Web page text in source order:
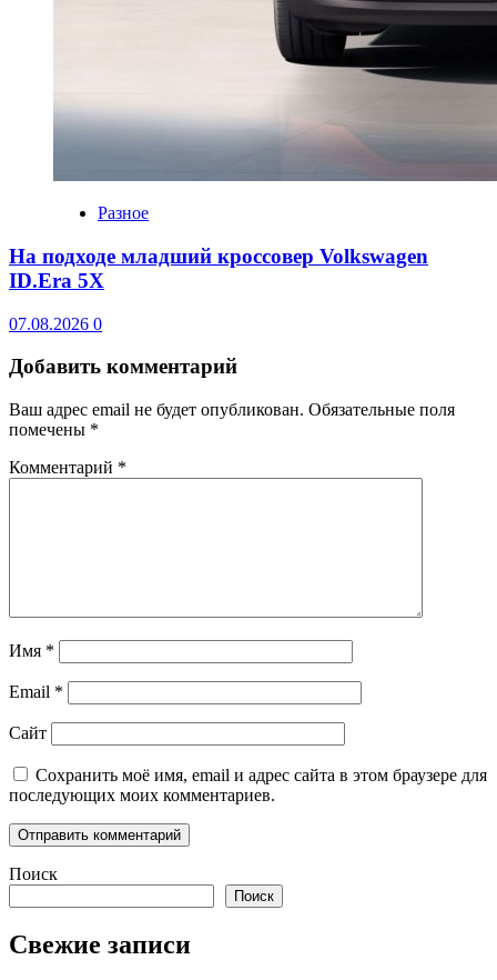
Разное
На подходе младший кроссовер Volkswagen
ID.Era 5X
07.08.2026 0
Добавить комментарий
Ваш адрес email не будет опубликован. Обязательные поля
помечены *
Комментарий *
Имя *
Email *
Сайт
Сохранить моё имя, email и адрес сайта в этом браузере для
последующих моих комментариев.
Поиск
Поиск
Свежие записи